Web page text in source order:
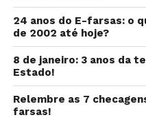
24 anos do E-farsas: o
de 2002 até hoje?
8 de janeiro: 3 anos da
Estado!
Relembre as 7
farsas!